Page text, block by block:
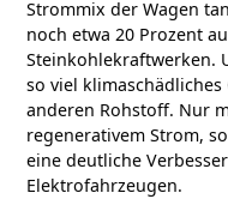
Strommix der Wagen
noch etwa 20 Prozent
Steinkohlekraftwerken.
so viel
anderen Rohstoff. Nur
regenerativem Strom,
eine deutliche
Elektrofahrzeugen.